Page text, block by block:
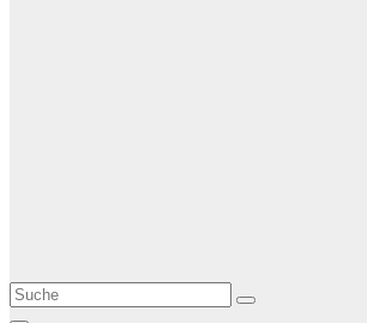
Le Matin
AGENCE DE PRESSE